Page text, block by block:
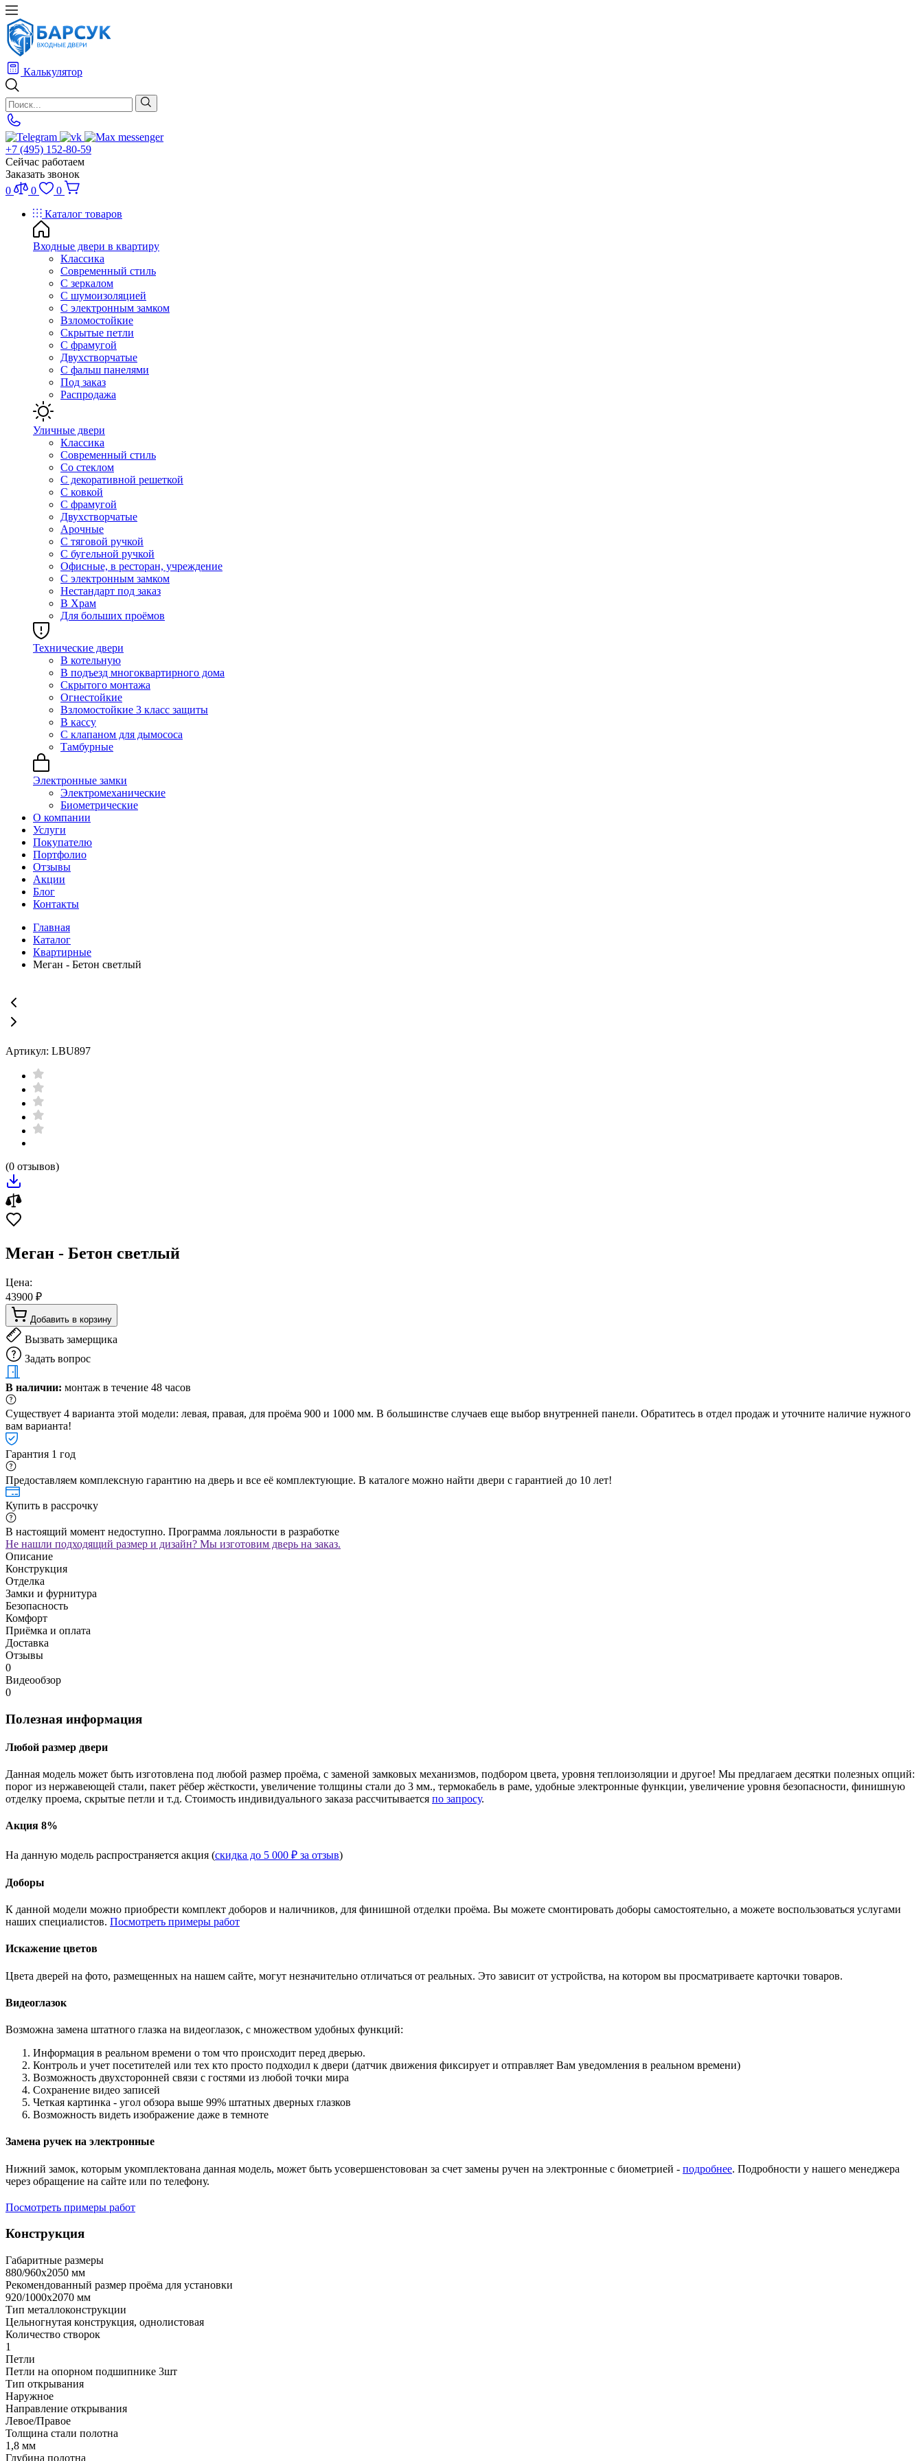
Калькулятор
+7 (495) 152-80-59
Сейчас работаем
Заказать звонок
0
0
0
Каталог товаров
Входные двери в квартиру
Классика
Современный стиль
С зеркалом
С шумоизоляцией
С электронным замком
Взломостойкие
Скрытые петли
С фрамугой
Двухстворчатые
С фальш панелями
Под заказ
Распродажа
Уличные двери
Классика
Современный стиль
Со стеклом
С декоративной решеткой
С ковкой
С фрамугой
Двухстворчатые
Арочные
С тяговой ручкой
С бугельной ручкой
Офисные, в ресторан, учреждение
С электронным замком
Нестандарт под заказ
В Храм
Для больших проёмов
Технические двери
В котельную
В подъезд многоквартирного дома
Скрытого монтажа
Огнестойкие
Взломостойкие 3 класс защиты
В кассу
С клапаном для дымососа
Тамбурные
Электронные замки
Электромеханические
Биометрические
О компании
Услуги
Покупателю
Портфолио
Отзывы
Акции
Блог
Контакты
Главная
Каталог
Квартирные
Меган - Бетон светлый
Артикул: LBU897
(0 отзывов)
Меган - Бетон светлый
Цена:
43900 ₽
Добавить в корзину
Вызвать замерщика
Задать вопрос
В наличии: монтаж в течение 48 часов
Существует 4 варианта этой модели: левая, правая, для проёма 900 и 1000 мм. В большинстве случаев еще выбор внутренней панели. Обратитесь в отдел продаж и уточните наличие нужного
вам варианта!
Гарантия 1 год
Предоставляем комплексную гарантию на дверь и все её комплектующие. В каталоге можно найти двери с гарантией до 10 лет!
Купить в рассрочку
В настоящий момент недоступно. Программа лояльности в разработке
Не нашли подходящий размер и дизайн? Мы изготовим дверь на заказ.
Описание
Конструкция
Отделка
Замки и фурнитура
Безопасность
Комфорт
Приёмка и оплата
Доставка
Отзывы
0
Видеообзор
0
Полезная информация
Любой размер двери
Данная модель может быть изготовлена под любой размер проёма, с заменой замковых механизмов, подбором цвета, уровня теплоизоляции и другое! Мы предлагаем десятки полезных опций:
порог из нержавеющей стали, пакет рёбер жёсткости, увеличение толщины стали до 3 мм., термокабель в раме, удобные электронные функции, увеличение уровня безопасности, финишную
отделку проема, скрытые петли и т.д. Стоимость индивидуального заказа рассчитывается по запросу.
Акция 8%
На данную модель распространяется акция (скидка до 5 000 ₽ за отзыв)
Доборы
К данной модели можно приобрести комплект доборов и наличников, для финишной отделки проёма. Вы можете смонтировать доборы самостоятельно, а можете воспользоваться услугами
наших специалистов. Посмотреть примеры работ
Искажение цветов
Цвета дверей на фото, размещенных на нашем сайте, могут незначительно отличаться от реальных. Это зависит от устройства, на котором вы просматриваете карточки товаров.
Видеоглазок
Возможна замена штатного глазка на видеоглазок, с множеством удобных функций:
Информация в реальном времени о том что происходит перед дверью.
Контроль и учет посетителей или тех кто просто подходил к двери (датчик движения фиксирует и отправляет Вам уведомления в реальном времени)
Возможность двухсторонней связи с гостями из любой точки мира
Сохранение видео записей
Четкая картинка - угол обзора выше 99% штатных дверных глазков
Возможность видеть изображение даже в темноте
Замена ручек на электронные
Нижний замок, которым укомплектована данная модель, может быть усовершенстовован за счет замены ручен на электронные с биометрией - подробнее. Подробности у нашего менеджера
через обращение на сайте или по телефону.
Посмотреть примеры работ
Конструкция
Габаритные размеры
880/960х2050 мм
Рекомендованный размер проёма для установки
920/1000х2070 мм
Тип металлоконструкции
Цельногнутая конструкция, однолистовая
Количество створок
1
Петли
Петли на опорном подшипнике 3шт
Тип открывания
Наружное
Направление открывания
Левое/Правое
Толщина стали полотна
1,8 мм
Глубина полотна